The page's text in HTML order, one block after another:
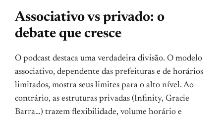
Associativo vs privado: o
debate que cresce
O podcast destaca uma verdadeira divisão. O modelo
associativo, dependente das prefeituras e de horários
limitados, mostra seus limites para o alto nível. Ao
contrário, as estruturas privadas (Infinity, Gracie
Barra…) trazem flexibilidade, volume horário e